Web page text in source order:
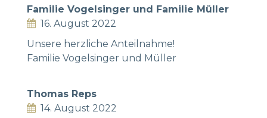
Familie Vogelsinger und Familie Müller
16. August 2022
Unsere herzliche Anteilnahme!
Familie Vogelsinger und Müller
Thomas Reps
14. August 2022